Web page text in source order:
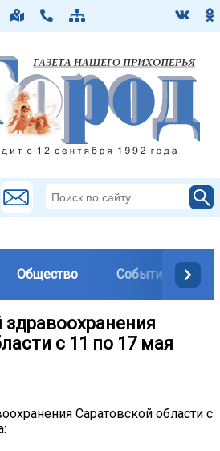
Общество События
с 11 по 17 мая
Саратовской области с